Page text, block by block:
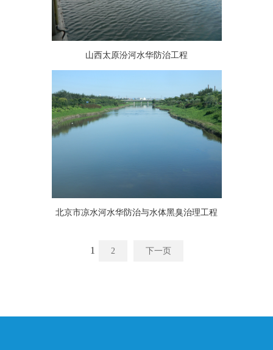
山西太原汾河水华防治工程
北京市凉水河水华防治与水体黑臭治理工程
1 2 下一页